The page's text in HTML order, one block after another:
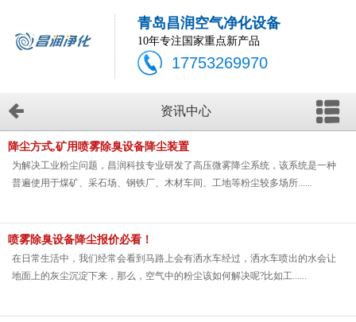
青岛昌润空气净化设备
10年专注国家重点新产品
17753269970
资讯中心
降尘方式,矿用喷雾除臭设备降尘装置
为解决工业粉尘问题，昌润科技专业研发了高压微雾降尘系统，该系统是一种
普遍使用于煤矿、采石场、钢铁厂、木材车间、工地等粉尘较多场所......
喷雾除臭设备降尘报价必看！
在日常生活中，我们经常会看到马路上会有洒水车经过，洒水车喷出的水会让
地面上的灰尘沉淀下来，那么，空气中的粉尘该如何解决呢?比如工......